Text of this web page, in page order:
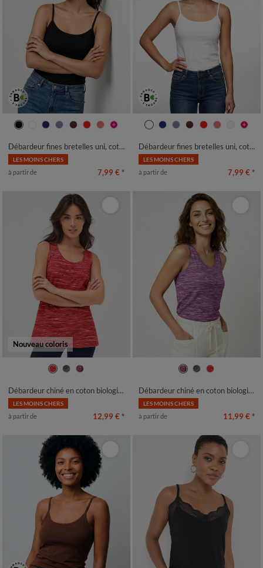
34/36 38/40 42/44
46/48
Débardeur fines bretelles uni, coton bio**
LES MOINS CHERS
à partir de 7,99 € *
34/36 38/40 42/44
46/48
Débardeur fines bretelles uni, coton bio**
LES MOINS CHERS
à partir de 7,99 € *
Nouveau coloris
38/40 42/44
Débardeur chiné en coton biologique(**)
LES MOINS CHERS
à partir de 12,99 € *
38/40 42/44
Débardeur chiné en coton biologique(**)
LES MOINS CHERS
à partir de 11,99 € *